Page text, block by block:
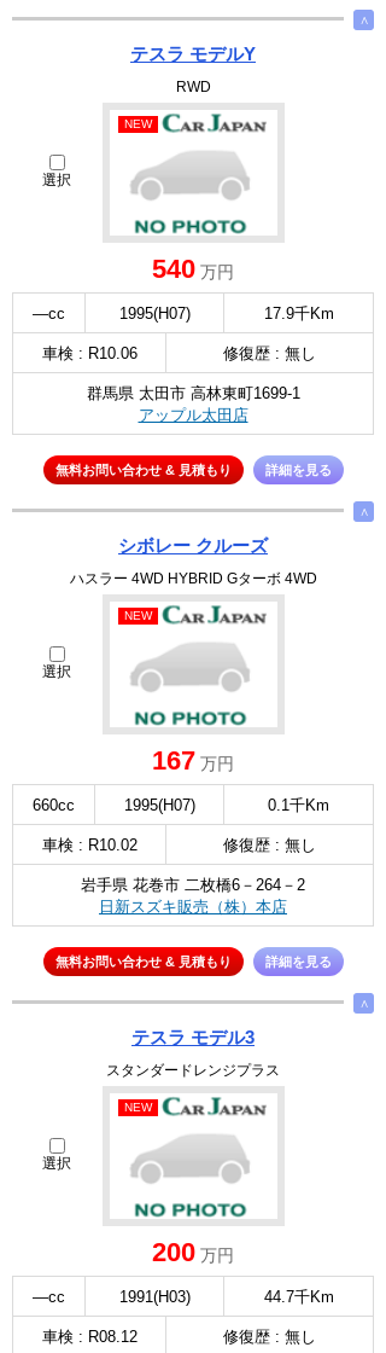
∧
テスラ モデルY
RWD
選択
NEW
540 万円
—cc 1995(H07) 17.9千Km
車検 : R10.06 修復歴 : 無し
群馬県 太田市 高林東町1699-1
アップル太田店
無料お問い合わせ & 見積もり 詳細を見る
∧
シボレー クルーズ
ハスラー 4WD HYBRID Gターボ 4WD
選択
NEW
167 万円
660cc 1995(H07) 0.1千Km
車検 : R10.02 修復歴 : 無し
岩手県 花巻市 二枚橋6－264－2
日新スズキ販売（株）本店
無料お問い合わせ & 見積もり 詳細を見る
∧
テスラ モデル3
スタンダードレンジプラス
選択
NEW
200 万円
—cc 1991(H03) 44.7千Km
車検 : R08.12 修復歴 : 無し